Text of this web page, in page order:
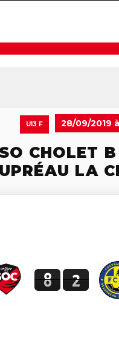
U13 F 28/09/2019
SO CHOLET
LA
8 2
du match :
à Cholet